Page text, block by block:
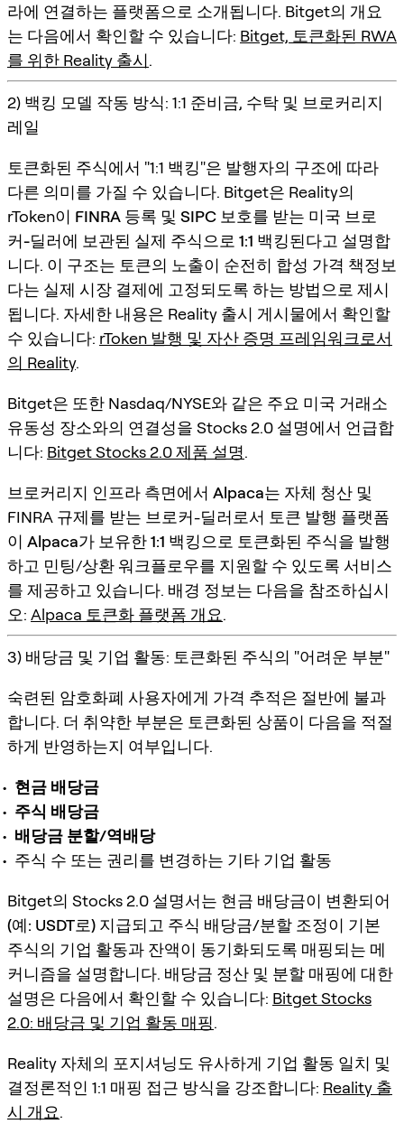
라에 연결하는 플랫폼으로 소개됩니다. Bitget의 개요
는 다음에서 확인할 수 있습니다: Bitget, 토큰화된 RWA
를 위한 Reality 출시.
2) 백킹 모델 작동 방식: 1:1 준비금, 수탁 및 브로커리지
레일
토큰화된 주식에서 "1:1 백킹"은 발행자의 구조에 따라
다른 의미를 가질 수 있습니다. Bitget은 Reality의
rToken이 FINRA 등록 및 SIPC 보호를 받는 미국 브로
커-딜러에 보관된 실제 주식으로 1:1 백킹된다고 설명합
니다. 이 구조는 토큰의 노출이 순전히 합성 가격 책정보
다는 실제 시장 결제에 고정되도록 하는 방법으로 제시
됩니다. 자세한 내용은 Reality 출시 게시물에서 확인할
수 있습니다: rToken 발행 및 자산 증명 프레임워크로서
의 Reality.
Bitget은 또한 Nasdaq/NYSE와 같은 주요 미국 거래소
유동성 장소와의 연결성을 Stocks 2.0 설명에서 언급합
니다: Bitget Stocks 2.0 제품 설명.
브로커리지 인프라 측면에서 Alpaca는 자체 청산 및
FINRA 규제를 받는 브로커-딜러로서 토큰 발행 플랫폼
이 Alpaca가 보유한 1:1 백킹 으로 토큰화된 주식을 발행
하고 민팅/상환 워크플로우를 지원할 수 있도록 서비스
를 제공하고 있습니다. 배경 정보는 다음을 참조하십시
오: Alpaca 토큰화 플랫폼 개요.
3) 배당금 및 기업 활동: 토큰화된 주식의 "어려운 부분"
숙련된 암호화폐 사용자에게 가격 추적은 절반에 불과
합니다. 더 취약한 부분은 토큰화된 상품이 다음을 적절
하게 반영하는지 여부입니다.
현금 배당금
주식 배당금
배당금 분할/역배당
주식 수 또는 권리를 변경하는 기타 기업 활동
Bitget의 Stocks 2.0 설명서는 현금 배당금이 변환되어
(예: USDT로) 지급되고 주식 배당금/분할 조정이 기본
주식의 기업 활동과 잔액이 동기화되도록 매핑되는 메
커니즘을 설명합니다. 배당금 정산 및 분할 매핑에 대한
설명은 다음에서 확인할 수 있습니다: Bitget Stocks
2.0: 배당금 및 기업 활동 매핑.
Reality 자체의 포지셔닝도 유사하게 기업 활동 일치 및
결정론적인 1:1 매핑 접근 방식을 강조합니다: Reality 출
시 개요.